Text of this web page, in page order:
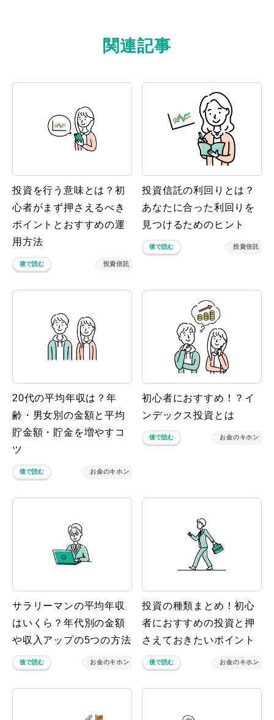
関連記事
投資を行う意味とは？初
心者がまず押さえるべき
ポイントとおすすめの運
用方法
後で読む 投資信託
投資信託の利回りとは？
あなたに合った利回りを
見つけるためのヒント
後で読む 投資信託
20代の平均年収は？年
齢・男女別の金額と平均
貯金額・貯金を増やすコ
ツ
後で読む お金のキホン
初心者におすすめ！？イ
ンデックス投資とは
後で読む お金のキホン
サラリーマンの平均年収
はいくら？年代別の金額
や収入アップの5つの方法
後で読む お金のキホン
投資の種類まとめ！初心
者におすすめの投資と押
さえておきたいポイント
後で読む お金のキホン